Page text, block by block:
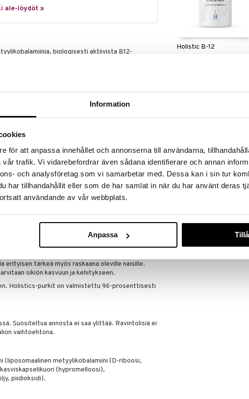
Information
för att anpassa innehållet och annonserna till användarna,
trafik. Vi vidarebefordrar även sådana identifierare och annan
och analysföretag som vi samarbetar med. Dessa kan i sin tur
har tillhandahållit eller som de har samlat in när du har använt deras
användande av vår webbplats.
Anpassa
ale-löydöt »
biologisesti aktiivista B12-
Tämä voimakas vitamiini osallistuu myös
punasolujen muodostumista, jotka vastaavat
vitamiini edistää myös immuunijärjestelmän ja
puolestaan liittyy tuntoaistiin, tasapainoon,
on kapseloitu liposomeihin, pieniin
samasta materiaalista kuin
ravintoaineiden tehokasta kuljetusta
biologista hyötyosuutta ja imeytymistä kehossa.
innovatiivisella ja ainutlaatuisella
käytettäisiin lämpöä, painetta ja kemikaaleja,
patentoidun menetelmän mukaisesti.
ei tarvitse lisätä säilöntäaineita tai
ihmisille voi olla erityisen tärkeää kiinnittää
koskee esimerkiksi vegaaneja, vanhempia
erityisen tärkeä myös raskaana oleville naisille.
sikiön kasvuun ja kehitykseen.
Holistics-purkit on valmistettu 96-prosenttisesti
Suositeltua annosta ei saa ylittää. Ravintolisiä ei
vaihtoehtona.
(liposomaalinen metyylikobalamiini (D-riboosi,
(hypromelloosi),
piidioksidi).
Holistic B-12